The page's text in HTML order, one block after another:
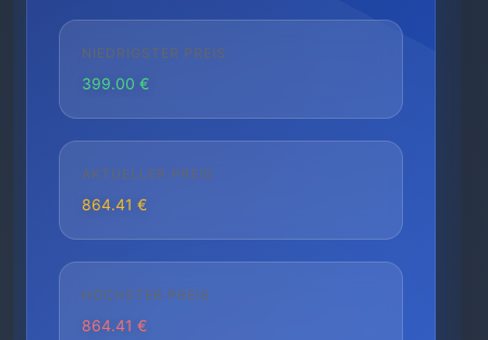
NIEDRIGSTER PREIS
399.00 €
AKTUELLER PREIS
864.41 €
HÖCHSTER PREIS
864.41 €